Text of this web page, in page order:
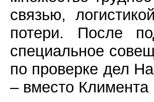
связью,
потери. После
специальное
по проверке дел
– вместо